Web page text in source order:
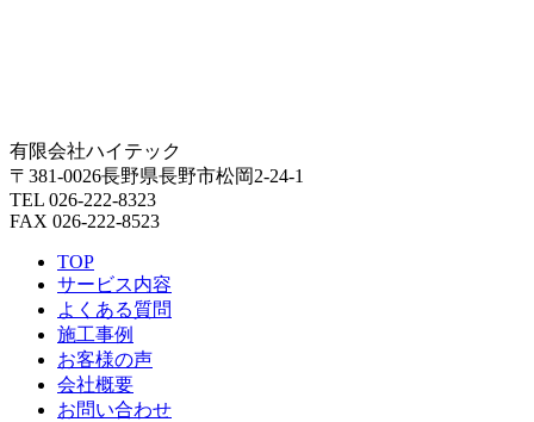
有限会社ハイテック
〒381-0026長野県長野市松岡2-24-1
TEL 026-222-8323
FAX 026-222-8523
TOP
サービス内容
よくある質問
施工事例
お客様の声
会社概要
お問い合わせ